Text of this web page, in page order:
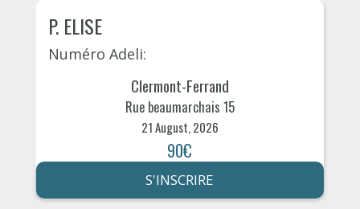
P. ELISE
Numéro Adeli:
Clermont-Ferrand
Rue beaumarchais 15
21 August, 2026
90€
S'INSCRIRE